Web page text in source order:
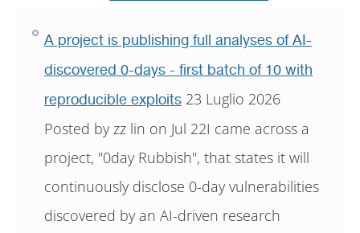
A project is publishing full analyses of AI-
discovered 0-days - first batch of 10 with
reproducible exploits 23 Luglio 2026
Posted by zz lin on Jul 22I came across a
project, "0day Rubbish", that states it will
continuously disclose 0-day vulnerabilities
discovered by an AI-driven research